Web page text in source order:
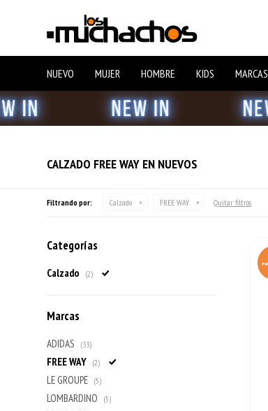
NUEVO MUJER HOMBRE KIDS MARCAS
CALZADO FREE WAY EN NUEVOS
Filtrando por: Calzado FREE WAY Quitar filtros
Categorías
Calzado (2)
Marcas
ADIDAS (33)
FREE WAY (2)
LE GROUPE (5)
LOMBARDINO (5)